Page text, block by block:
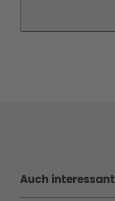
Auch interessant